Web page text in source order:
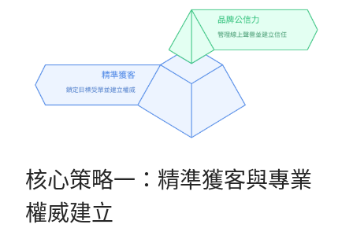
核心策略一：精準獲客與專業
權威建立